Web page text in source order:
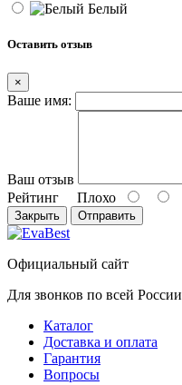
Белый
Оставить отзыв
×
Ваше имя:
Ваш отзыв
Рейтинг Плохо
Закрыть Отправить
Официальный сайт
Для звонков по всей России
Каталог
Доставка и оплата
Гарантия
Вопросы